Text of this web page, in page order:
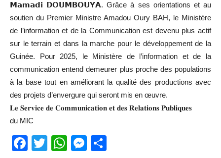
𝗠𝗮𝗺𝗮𝗱𝗶 𝗗𝗢𝗨𝗠𝗕𝗢𝗨𝗬𝗔. Grâce à ses orientations et au
soutien du Premier Ministre Amadou Oury BAH, le Ministère
de l’information et de la Communication est devenu plus actif
sur le terrain et dans la marche pour le développement de la
Guinée. Pour 2025, le Ministère de l’information et de la
communication entend demeurer plus proche des populations
à la base tout en améliorant la qualité des productions avec
des projets d’envergure qui seront mis en œuvre.
𝐋𝐞 𝐒𝐞𝐫𝐯𝐢𝐜𝐞 𝐝𝐞 𝐂𝐨𝐦𝐦𝐮𝐧𝐢𝐜𝐚𝐭𝐢𝐨𝐧 𝐞𝐭 𝐝𝐞𝐬 𝐑𝐞𝐥𝐚𝐭𝐢𝐨𝐧𝐬 𝐏𝐮𝐛𝐥𝐢𝐪𝐮𝐞𝐬
du MIC
Facebook
TwitterWhatsApp
Messenger